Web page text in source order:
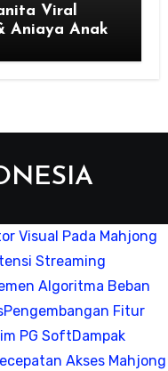
Viral
Aniaya Anak
Visual Pada Mahjong
Streaming
Algoritma Beban
Pengembangan Fitur
PG SoftDampak
Akses Mahjong